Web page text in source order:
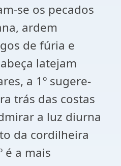
se os pecados
ardem
de fúria e
latejam
a 1º sugere-
trás das costas
a luz diurna
da cordilheira
é a mais